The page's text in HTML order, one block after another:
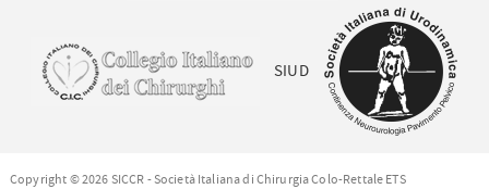
SIUD
Copyright © 2026 SICCR - Società Italiana di Chirurgia Colo-Rettale ETS